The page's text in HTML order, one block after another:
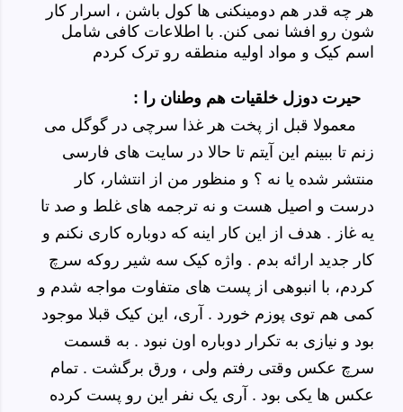
هر چه قدر هم دومینکنی ها کول باشن ، اسرار کار
شون رو افشا نمی کنن. با اطلاعات کافی شامل
اسم کیک و مواد اولیه منطقه رو ترک کردم
حیرت دوزل خلقیات هم وطنان را :
معمولا قبل از پخت هر غذا سرچی در گوگل می
زنم تا ببینم این آیتم تا حالا در سایت های فارسی
منتشر شده یا نه ؟ و منظور من از انتشار، کار
درست و اصیل هست و نه ترجمه های غلط و صد تا
یه غاز . هدف از این کار اینه که دوباره کاری نکنم و
کار جدید ارائه بدم . واژه کیک سه شیر روکه سرچ
کردم، با انبوهی از پست های متفاوت مواجه شدم و
کمی هم توی پوزم خورد . آری، این کیک قبلا موجود
بود و نیازی به تکرار دوباره اون نبود . به قسمت
سرچ عکس وقتی رفتم ولی ، ورق برگشت . تمام
عکس ها یکی بود . آری یک نفر این رو پست کرده